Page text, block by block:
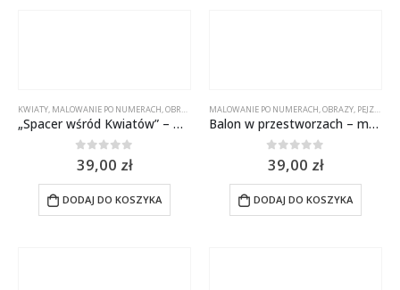
KWIATY, MALOWANIE PO NUMERACH,OBRAZY PEJZAŻE
„Spacer wśród Kwiatów” – Malowanie po numerach 50×40 cm
0out of 5
39,00 zł
DODAJ DO KOSZYKA
MALOWANIE PO NUMERACH,OBRAZY, PEJZAŻE
Balon w przestworzach – malowanie po numerach 50×40 cm
0out of 5
39,00 zł
DODAJ DO KOSZYKA